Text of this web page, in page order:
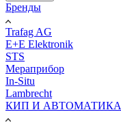
Бренды
Trafag AG
E+E Elektronik
STS
Мераприбор
In-Situ
Lambrecht
КИП И АВТОМАТИКА